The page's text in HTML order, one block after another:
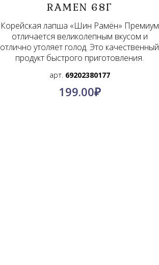
RAMEN 68Г
Корейская лапша «Шин Рамён» Премиум
отличается великолепным вкусом и
отлично утоляет голод. Это качественный
продукт быстрого приготовления.
арт. 69202380177
199.00₽